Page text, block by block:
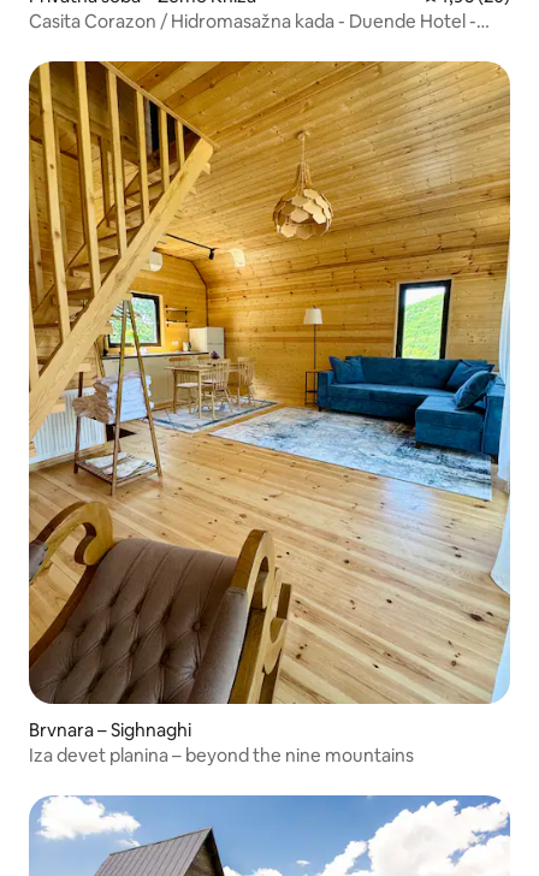
Casita Corazon / Hidromasažna kada - Duende Hotel -
Brvnara – Sighnaghi
Iza devet planina – beyond the nine mountains